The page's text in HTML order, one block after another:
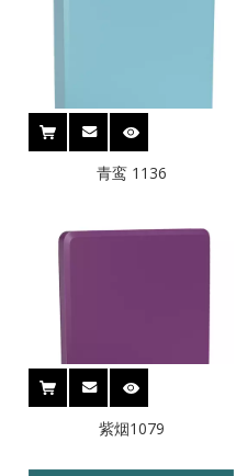
青鸾 1136
紫烟1079